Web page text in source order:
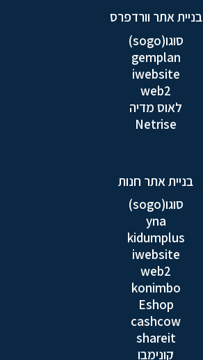
בניית אתר וורדפרס
סוגו(sogo)
gemplan
iwebsite
web2
לאוס מדיה
Netrise
בניית אתר חנות
סוגו(sogo)
yna
kidumplus
iwebsite
web2
konimbo
Eshop
cashcow
shareit
קונימבו